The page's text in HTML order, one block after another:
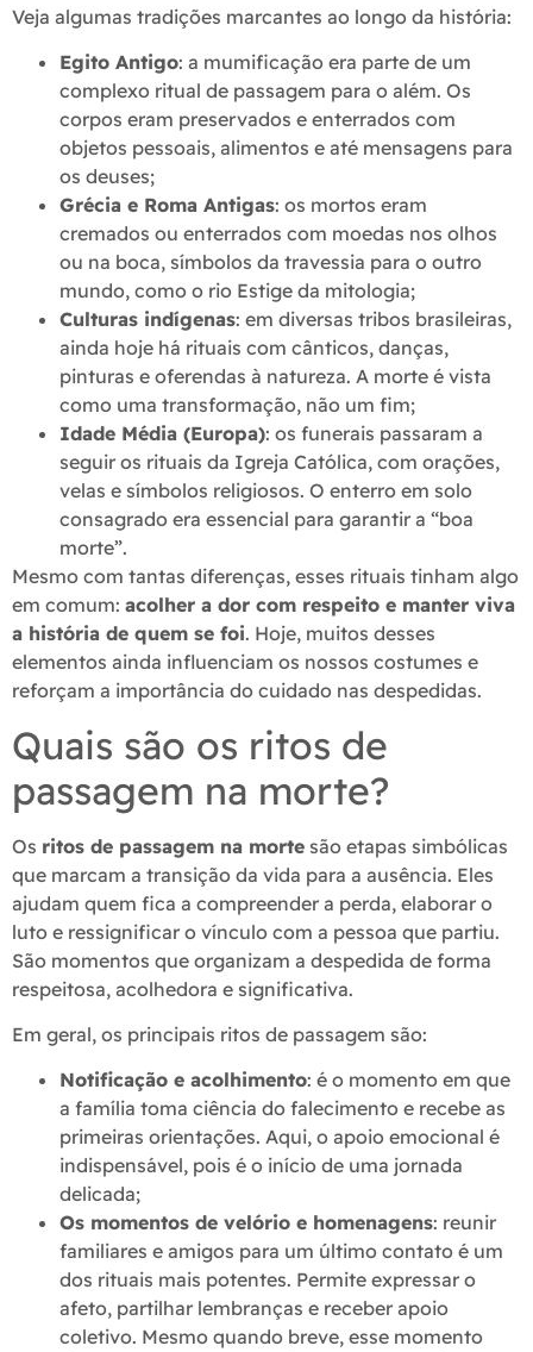
Veja algumas tradições marcantes ao longo da história:
Egito Antigo: a mumificação era parte de um
complexo ritual de passagem para o além. Os
corpos eram preservados e enterrados com
objetos pessoais, alimentos e até mensagens para
os deuses;
Grécia e Roma Antigas: os mortos eram
cremados ou enterrados com moedas nos olhos
ou na boca, símbolos da travessia para o outro
mundo, como o rio Estige da mitologia;
Culturas indígenas: em diversas tribos brasileiras,
ainda hoje há rituais com cânticos, danças,
pinturas e oferendas à natureza. A morte é vista
como uma transformação, não um fim;
Idade Média (Europa): os funerais passaram a
seguir os rituais da Igreja Católica, com orações,
velas e símbolos religiosos. O enterro em solo
consagrado era essencial para garantir a “boa
morte”.
Mesmo com tantas diferenças, esses rituais tinham algo
em comum: acolher a dor com respeito e manter viva
a história de quem se foi. Hoje, muitos desses
elementos ainda influenciam os nossos costumes e
reforçam a importância do cuidado nas despedidas.
Quais são os ritos de
passagem na morte?
Os ritos de passagem na morte são etapas simbólicas
que marcam a transição da vida para a ausência. Eles
ajudam quem fica a compreender a perda, elaborar o
luto e ressignificar o vínculo com a pessoa que partiu.
São momentos que organizam a despedida de forma
respeitosa, acolhedora e significativa.
Em geral, os principais ritos de passagem são:
Notificação e acolhimento: é o momento em que
a família toma ciência do falecimento e recebe as
primeiras orientações. Aqui, o apoio emocional é
indispensável, pois é o início de uma jornada
delicada;
Os momentos de velório e homenagens: reunir
familiares e amigos para um último contato é um
dos rituais mais potentes. Permite expressar o
afeto, partilhar lembranças e receber apoio
coletivo. Mesmo quando breve, esse momento